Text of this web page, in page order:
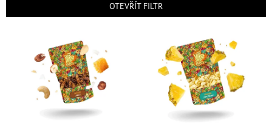
r
OTEVŘÍT FILTR